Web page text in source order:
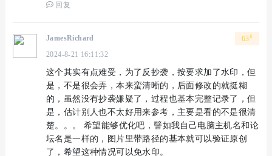
回复
63#
JamesRichard
2024-8-21 16:11:32
这个其实有点难受，为了反抄袭，按要求加了水印，但
是，不是很会弄，本来蛮清晰的，后面修改的就挺糊
的，虽然没有抄袭嫌疑了，过程也基本完整记录了，但
是，估计别人也不太好用来参考，主要是看的不是很清
楚。。。 希望能够优化吧，譬如我自己电脑主机名和论
坛名是一样的，图片里带路径的基本就可以验证原创
了，希望这种情况可以免水印。